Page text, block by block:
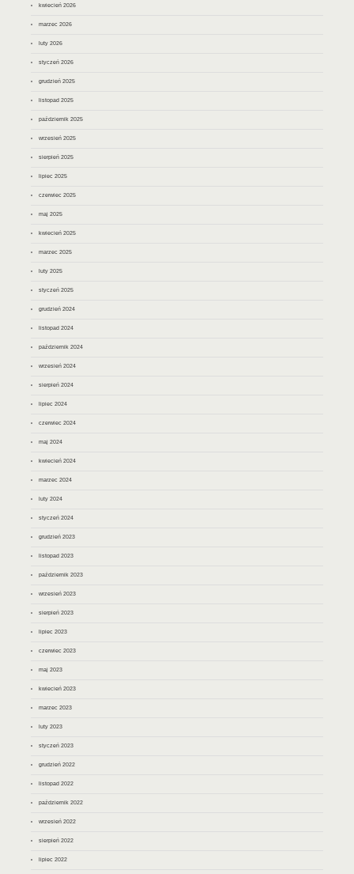
kwiecień 2026
marzec 2026
luty 2026
styczeń 2026
grudzień 2025
listopad 2025
październik 2025
wrzesień 2025
sierpień 2025
lipiec 2025
czerwiec 2025
maj 2025
kwiecień 2025
marzec 2025
luty 2025
styczeń 2025
grudzień 2024
listopad 2024
październik 2024
wrzesień 2024
sierpień 2024
lipiec 2024
czerwiec 2024
maj 2024
kwiecień 2024
marzec 2024
luty 2024
styczeń 2024
grudzień 2023
listopad 2023
październik 2023
wrzesień 2023
sierpień 2023
lipiec 2023
czerwiec 2023
maj 2023
kwiecień 2023
marzec 2023
luty 2023
styczeń 2023
grudzień 2022
listopad 2022
październik 2022
wrzesień 2022
sierpień 2022
lipiec 2022